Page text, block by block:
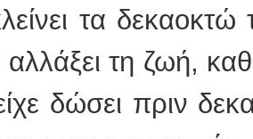
τα δεκαοκτώ
τη ζωή,
δώσει πριν